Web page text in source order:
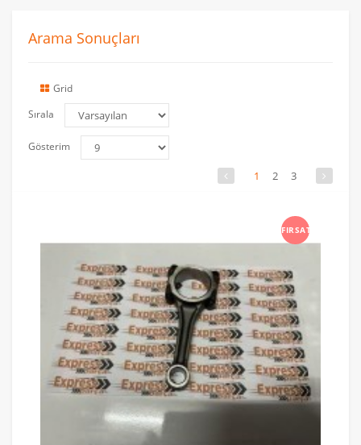
Arama Sonuçları
Grid
Sırala
Gösterim
1 2 3
FIRSAT